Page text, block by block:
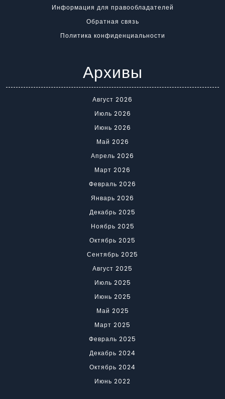
Информация для правообладателей
Обратная связь
Политика конфиденциальности
Архивы
Август 2026
Июль 2026
Июнь 2026
Май 2026
Апрель 2026
Март 2026
Февраль 2026
Январь 2026
Декабрь 2025
Ноябрь 2025
Октябрь 2025
Сентябрь 2025
Август 2025
Июль 2025
Июнь 2025
Май 2025
Март 2025
Февраль 2025
Декабрь 2024
Октябрь 2024
Июнь 2022